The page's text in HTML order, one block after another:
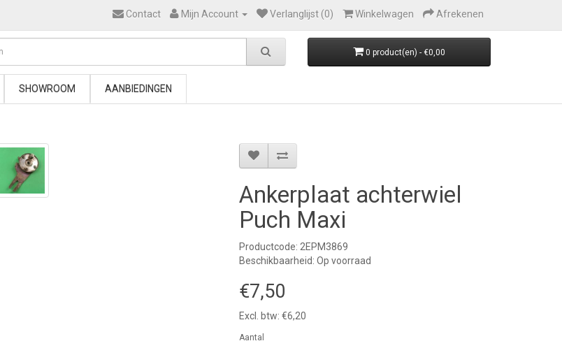
Contact Mijn Account Verlanglijst (0) Winkelwagen Afrekenen
0 product(en) - €0,00
SHOWROOM AANBIEDINGEN
Ankerplaat achterwiel
Puch Maxi
Productcode: 2EPM3869
Beschikbaarheid: Op voorraad
€7,50
Excl. btw: €6,20
Aantal